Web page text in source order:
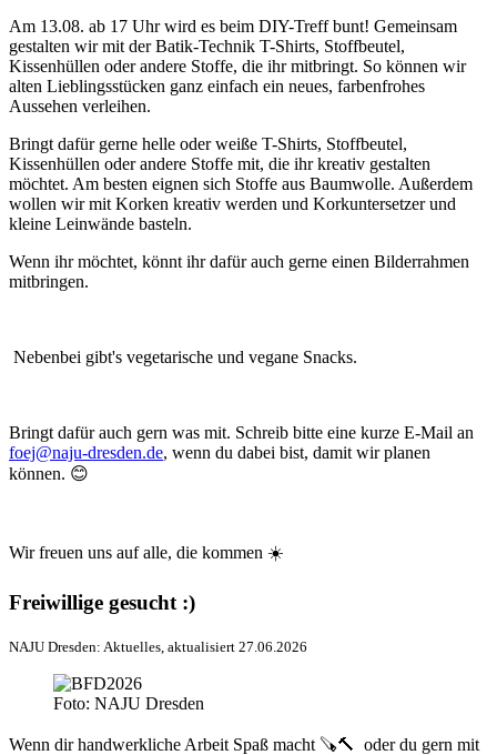
Am 13.08. ab 17 Uhr wird es beim DIY-Treff bunt! Gemeinsam
gestalten wir mit der Batik-Technik T-Shirts, Stoffbeutel,
Kissenhüllen oder andere Stoffe, die ihr mitbringt. So können wir
alten Lieblingsstücken ganz einfach ein neues, farbenfrohes
Aussehen verleihen.
Bringt dafür gerne helle oder weiße T-Shirts, Stoffbeutel,
Kissenhüllen oder andere Stoffe mit, die ihr kreativ gestalten
möchtet. Am besten eignen sich Stoffe aus Baumwolle. Außerdem
wollen wir mit Korken kreativ werden und Korkuntersetzer und
kleine Leinwände basteln.
Wenn ihr möchtet, könnt ihr dafür auch gerne einen Bilderrahmen
mitbringen.
Nebenbei gibt's vegetarische und vegane Snacks.
Bringt dafür auch gern was mit. Schreib bitte eine kurze E-Mail an
foej@naju-dresden.de, wenn du dabei bist, damit wir planen
können. 😊
Wir freuen uns auf alle, die kommen ☀️
Freiwillige gesucht :)
NAJU Dresden: Aktuelles, aktualisiert 27.06.2026
Foto: NAJU Dresden
Wenn dir handwerkliche Arbeit Spaß macht 🪚🔨 oder du gern mit